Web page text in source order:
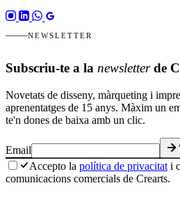
NEWSLETTER
Subscriu-te a la newsletterde
Novetats de disseny, màrqueting i
aprenentatges de 15 anys. Màxim un
te'n dones de baixa amb un clic.
Email
Accepto la política de privacitat i
comunicacions comercials de Crearts.